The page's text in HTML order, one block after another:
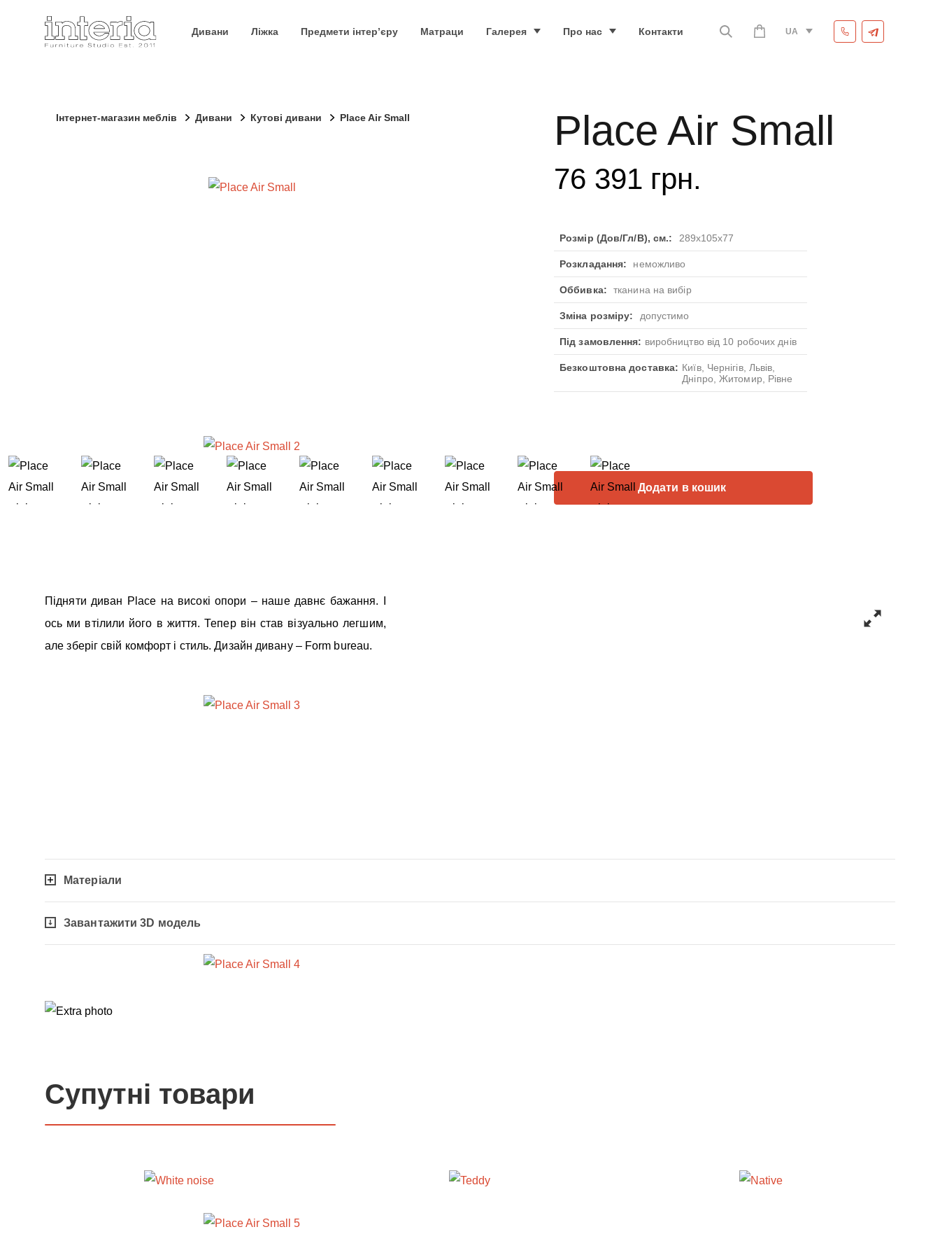
Дивани Ліжка Предмети інтер’єру Матраци Галерея Про нас Контакти UA
Інтернет-магазин меблів Дивани Кутові дивани Place Air Small Place Air Small
76 391 грн.
Розмір (Дов/Гл/В), см.: 289x105x77
Розкладання: неможливо
Оббивка: тканина на вибір
Зміна розміру: допустимо
Під замовлення: виробництво від 10 робочих днів
Безкоштовна доставка: Київ, Чернігів, Львів,
Дніпро, Житомир, Рівне
Додати в кошик
Підняти диван Place на високі опори – наше давнє бажання. І
ось ми втілили його в життя. Тепер він став візуально легшим,
але зберіг свій комфорт і стиль. Дизайн дивану – Form bureau.
Матеріали
Завантажити 3D модель
Супутні товари